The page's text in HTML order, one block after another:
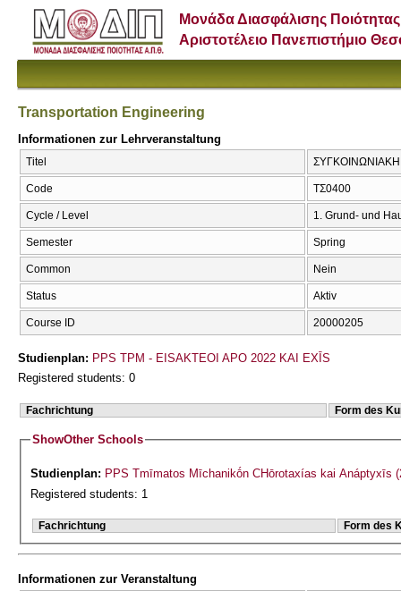
Μονάδα Διασφάλισης Ποιότητας
Αριστοτέλειο Πανεπιστήμιο
Transportation Engineering
Informationen zur Lehrveranstaltung
Titel ΣΥΓΚΟΙΝΩΝΙΑΚΗ
Code ΤΣ0400
Cycle / Level 1. Grund- und
Semester Spring
Common Nein
Status Aktiv
Course ID 20000205
Studienplan: PPS TPM - EISAKTEOI APO 2022 KAI EXĪS
Registered students: 0
Fachrichtung Form des
ShowOther Schools
Studienplan: PPS Tmīmatos Mīchanikṓn CΗōrotaxías kai Anáptyxīs
Registered students: 1
Fachrichtung Form des
Informationen zur Veranstaltung